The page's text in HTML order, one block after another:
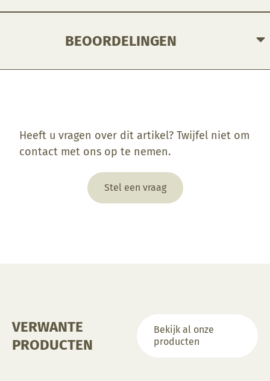
BEOORDELINGEN
Heeft u vragen over dit artikel? Twijfel niet om
contact met ons op te nemen.
Stel een vraag
VERWANTE
PRODUCTEN
Bekijk al onze
producten